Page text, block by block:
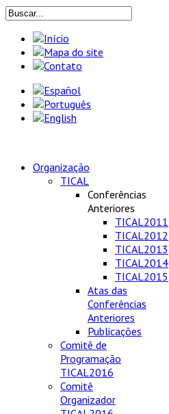
Organização
TICAL
Conferências
Anteriores
TICAL2011
TICAL2012
TICAL2013
TICAL2014
TICAL2015
Atas das
Conferências
Anteriores
Publicações
Comitê de
Programação
TICAL2016
Comitê
Organizador